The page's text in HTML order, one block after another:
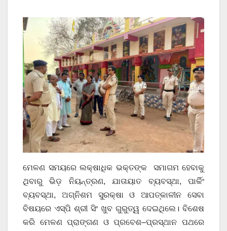
ମେଳଣ ସମୟରେ ଲକ୍ଷାଧିକ ଭକ୍ତଙ୍କ ସମାଗମ ହେବାକୁ
ଥିବାରୁ ଭିଡ଼ ନିୟନ୍ତ୍ରଣ, ଯାତାୟାତ ବ୍ୟବସ୍ଥା, ପାର୍କିଂ
ବ୍ୟବସ୍ଥା, ଅଗ୍ନିଶମ ସୁରକ୍ଷା ଓ ଆପତ୍କାଳୀନ ସେବା
ବିଷୟରେ ଏସ୍ପି ଶ୍ରୀ ସିଂ ଖୁବ ଗୁରୁତ୍ୱ ଦେଇଥିଲେ। ବିଶେଷ
କରି ମେଳଣ ପ୍ରାଙ୍ଗଣ ଓ ପ୍ରବେଶ–ପ୍ରସ୍ଥାନ ପଥରେ